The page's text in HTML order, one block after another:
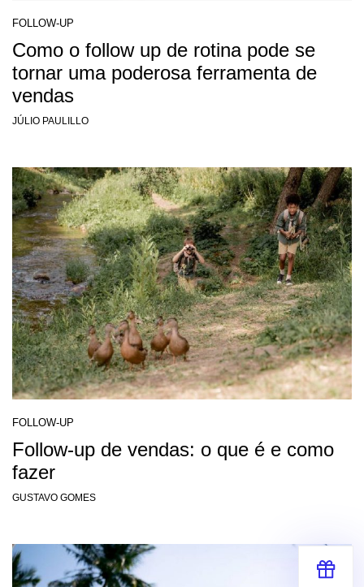
FOLLOW-UP
Como o follow up de rotina pode se
tornar uma poderosa ferramenta de
vendas
JÚLIO PAULILLO
FOLLOW-UP
Follow-up de vendas: o que é e como
fazer
GUSTAVO GOMES